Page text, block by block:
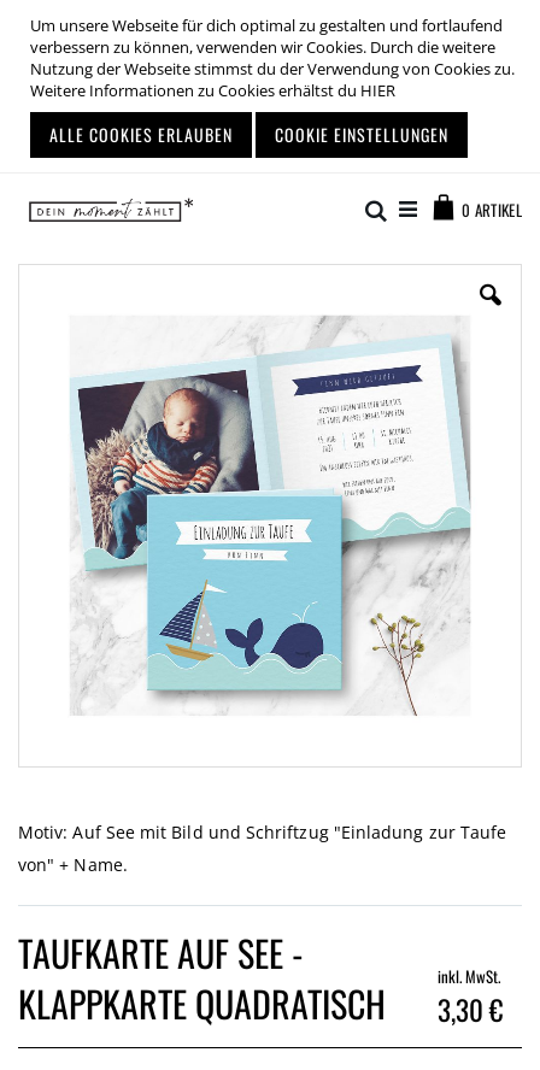
Um unsere Webseite für dich optimal zu gestalten und fortlaufend
verbessern zu können, verwenden wir Cookies. Durch die weitere
Nutzung der Webseite stimmst du der Verwendung von Cookies zu.
Weitere Informationen zu Cookies erhältst du HIER
ALLE COOKIES ERLAUBEN COOKIE EINSTELLUNGEN
Inhalt
springen
0 ARTIKEL
Suche
der
Bildgalerie
springen
Motiv: Auf See mit Bild und Schriftzug "Einladung zur Taufe
von" + Name.
TAUFKARTE AUF SEE -
KLAPPKARTE QUADRATISCH
inkl. MwSt.
3,30 €